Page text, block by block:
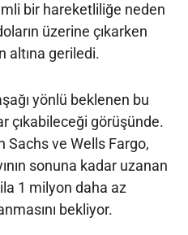
bir hareketliliğe neden
üzerine çıkarken
altına geriledi.
yönlü beklenen bu
çıkabileceği görüşünde.
Sachs ve Wells Fargo,
sonuna kadar uzanan
1 milyon daha az
bekliyor.